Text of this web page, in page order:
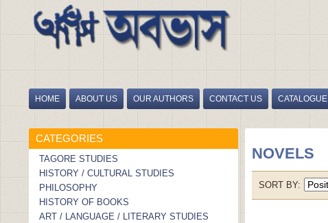
HOME ABOUT US OUR AUTHORS CONTACT US CATALOGUE
HOME / NOVELS
CATEGORIES
TAGORE STUDIES
HISTORY / CULTURAL STUDIES
PHILOSOPHY
HISTORY OF BOOKS
ART / LANGUAGE / LITERARY STUDIES
NOVELS
SORT BY